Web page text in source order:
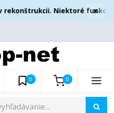
Niektoré funkcie
×
0 0